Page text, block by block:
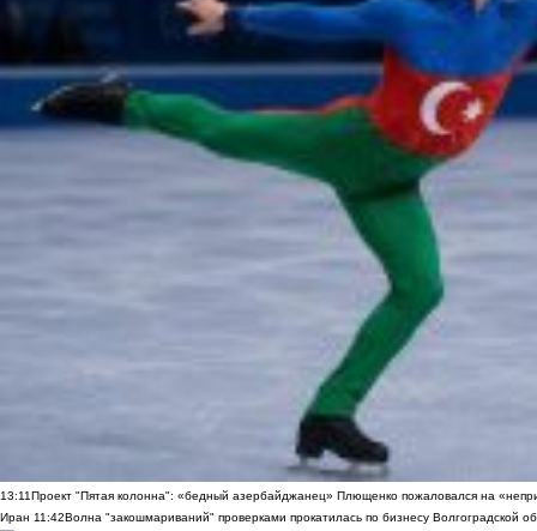
13:11Проект "Пятая колонна": «бедный азербайджанец» Плющенко пожаловался на
Иран 11:42Волна "закошмариваний" проверками прокатилась по бизнесу Волгоградской